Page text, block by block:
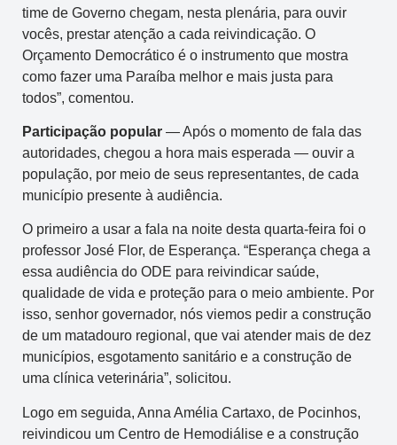
time de Governo chegam, nesta plenária, para ouvir
vocês, prestar atenção a cada reivindicação. O
Orçamento Democrático é o instrumento que mostra
como fazer uma Paraíba melhor e mais justa para
todos”, comentou.
Participação popular — Após o momento de fala das
autoridades, chegou a hora mais esperada — ouvir a
população, por meio de seus representantes, de cada
município presente à audiência.
O primeiro a usar a fala na noite desta quarta-feira foi o
professor José Flor, de Esperança. “Esperança chega a
essa audiência do ODE para reivindicar saúde,
qualidade de vida e proteção para o meio ambiente. Por
isso, senhor governador, nós viemos pedir a construção
de um matadouro regional, que vai atender mais de dez
municípios, esgotamento sanitário e a construção de
uma clínica veterinária”, solicitou.
Logo em seguida, Anna Amélia Cartaxo, de Pocinhos,
reivindicou um Centro de Hemodiálise e a construção